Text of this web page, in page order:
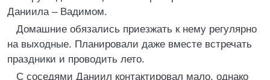
Даниила – Вадимом.
Домашние обязались приезжать к нему регулярно
на выходные. Планировали даже вместе встречать
праздники и проводить лето.
С соседями Даниил контактировал мало, однако